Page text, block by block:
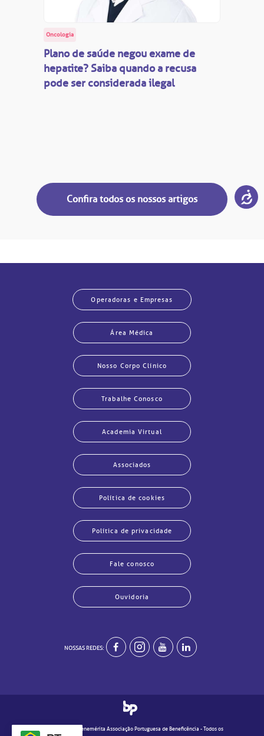
Oncologia
Plano de saúde negou exame de
hepatite? Saiba quando a recusa
pode ser considerada ilegal
Confira todos os nossos artigos
Operadoras e Empresas
Área Médica
Nosso Corpo Clínico
Trabalhe Conosco
Academia Virtual
Associados
Política de cookies
Política de privacidade
Fale conosco
Ouvidoria
NOSSAS REDES:
© 2020 - Real e Benemérita Associação Portuguesa de Beneficência - Todos os